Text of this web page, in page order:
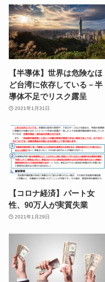
【半導体】世界は危険なほ
ど台湾に依存している－半
導体不足でリスク露呈
2021年1月31日
【コロナ経済】パート女
性、90万人が実質失業
2021年1月29日